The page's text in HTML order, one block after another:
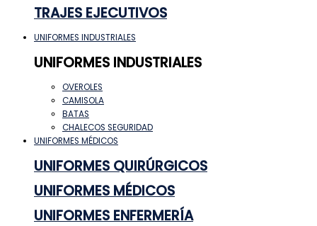
TRAJES EJECUTIVOS
UNIFORMES INDUSTRIALES
UNIFORMES INDUSTRIALES
OVEROLES
CAMISOLA
BATAS
CHALECOS SEGURIDAD
UNIFORMES MÉDICOS
UNIFORMES QUIRÚRGICOS
UNIFORMES MÉDICOS
UNIFORMES ENFERMERÍA